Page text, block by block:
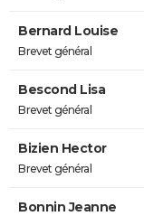
Bernard Louise
Brevet général
Bescond Lisa
Brevet général
Bizien Hector
Brevet général
Bonnin Jeanne